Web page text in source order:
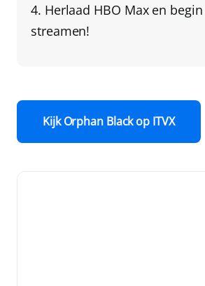
Herlaad HBO Maxen
streamen!
Kijk Orphan Black op ITVX